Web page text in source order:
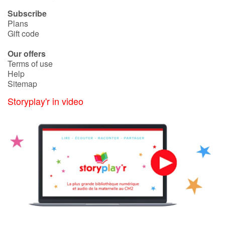
Subscribe
Plans
Gift code
Our offers
Terms of use
Help
Sitemap
Storyplay'r in video